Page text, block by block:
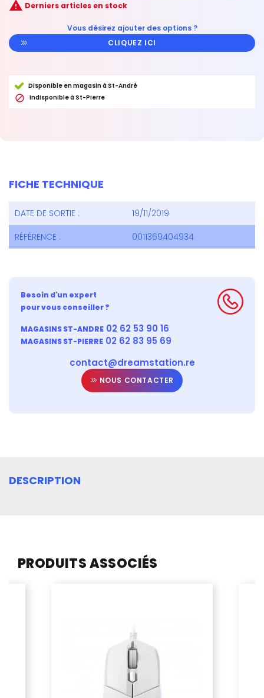
 Derniers articles en stock
Vous désirez ajouter des options ?
CLIQUEZ ICI
Disponible en magasin à St-André
 Indisponible à St-Pierre
FICHE TECHNIQUE
DATE DE SORTIE :
19/11/2019
RÉFÉRENCE :
0011369404934
Besoin d'un expert
pour vous conseiller ?
MAGASINS ST-ANDRE 02 62 53 90 16
MAGASINS ST-PIERRE 02 62 83 95 69
contact@dreamstation.re
NOUS CONTACTER
DESCRIPTION
PRODUITS ASSOCIÉS